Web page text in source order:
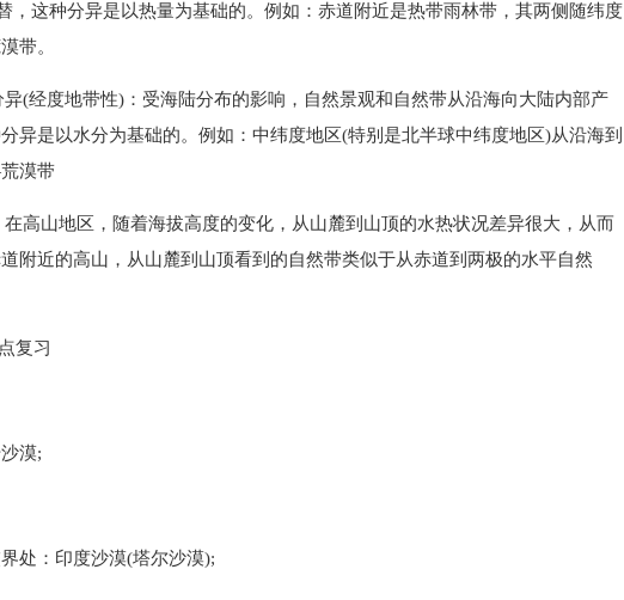
，这种分异是以热量为基础的。例如：赤道附近是热带雨林带，其两侧随纬度
带。
(经度地带性)：受海陆分布的影响，自然景观和自然带从沿海向大陆内部产
异是以水分为基础的。例如：中纬度地区(特别是北半球中纬度地区)从沿海到
漠带
高山地区，随着海拔高度的变化，从山麓到山顶的水热状况差异很大，从而
附近的高山，从山麓到山顶看到的自然带类似于从赤道到两极的水平自然
复习
漠;
处：印度沙漠(塔尔沙漠);